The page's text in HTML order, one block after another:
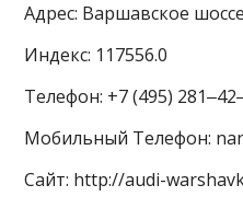
Адрес: Варшавское
Индекс: 117556.0
Телефон: +7 (495)
Мобильный Телефон:
Сайт: http://audi-